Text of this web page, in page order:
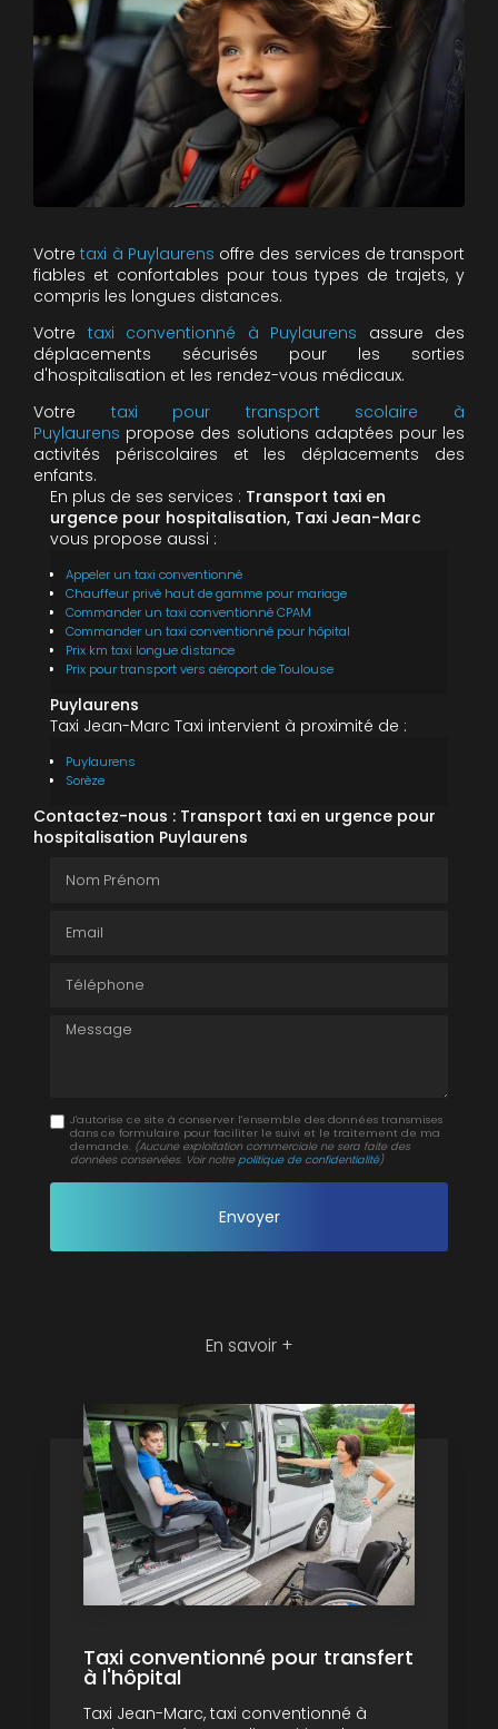
Votretaxi à Puylaurens offre des services de transport
fiables et confortables pour tous types de trajets, y
compris les longues distances.
Votre taxi conventionné à Puylaurens assure des
déplacements sécurisés pour les sorties
d'hospitalisation et les rendez-vous médicaux.
Votre taxi pour transport scolaire à
Puylaurens propose des solutions adaptées pour les
activités périscolaires et les déplacements des
enfants.
En plus de ses services : Transport taxi en
urgence pour hospitalisation, Taxi Jean-Marc
vous propose aussi :
Appeler un taxi conventionné
Chauffeur privé haut de gamme pour mariage
Commander un taxi conventionné CPAM
Commander un taxi conventionné pour hôpital
Prix km taxi longue distance
Prix pour transport vers aéroport de Toulouse
Puylaurens
Taxi Jean-Marc Taxi intervient à proximité de :
Puylaurens
Sorèze
Contactez-nous : Transport taxi en urgence pour
hospitalisation Puylaurens
Message
J'autorise ce site à conserver l'ensemble des données transmises
dans ce formulaire pour faciliter le suivi et le traitement de ma
demande. (Aucune exploitation commerciale ne sera faite des
données conservées. Voir notre politique de confidentialité)
En savoir +
Taxi conventionné pour transfert
à l'hôpital
Taxi Jean-Marc, taxi conventionné à